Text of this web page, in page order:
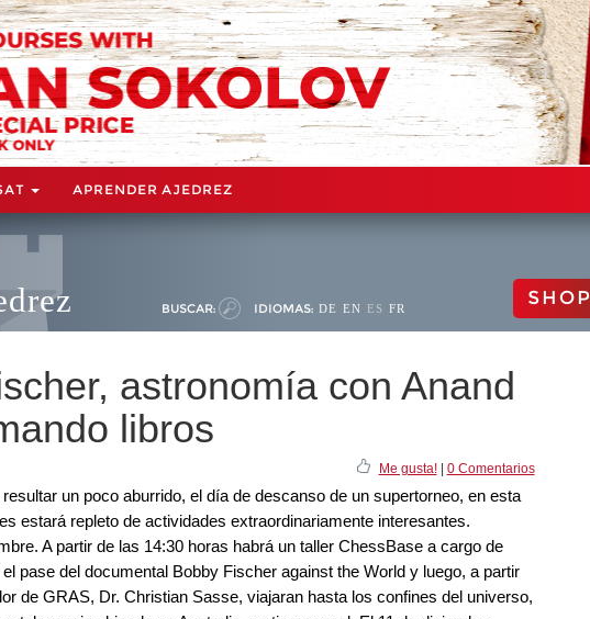
APRENDER AJEDREZ
BUSCAR: IDIOMAS: DE EN ES FR SHOP
astronomía con Anand
libros
Me gusta!| 0 Comentarios
un poco aburrido, el día de descanso de un supertorneo, en esta
estará repleto de actividades extraordinariamente interesantes.
A partir de las 14:30 horas habrá un taller ChessBase a cargo de
pase del documental Bobby Fischer against the World y luego, a partir
de GRAS, Dr. Christian Sasse, viajaran hasta los confines del universo,